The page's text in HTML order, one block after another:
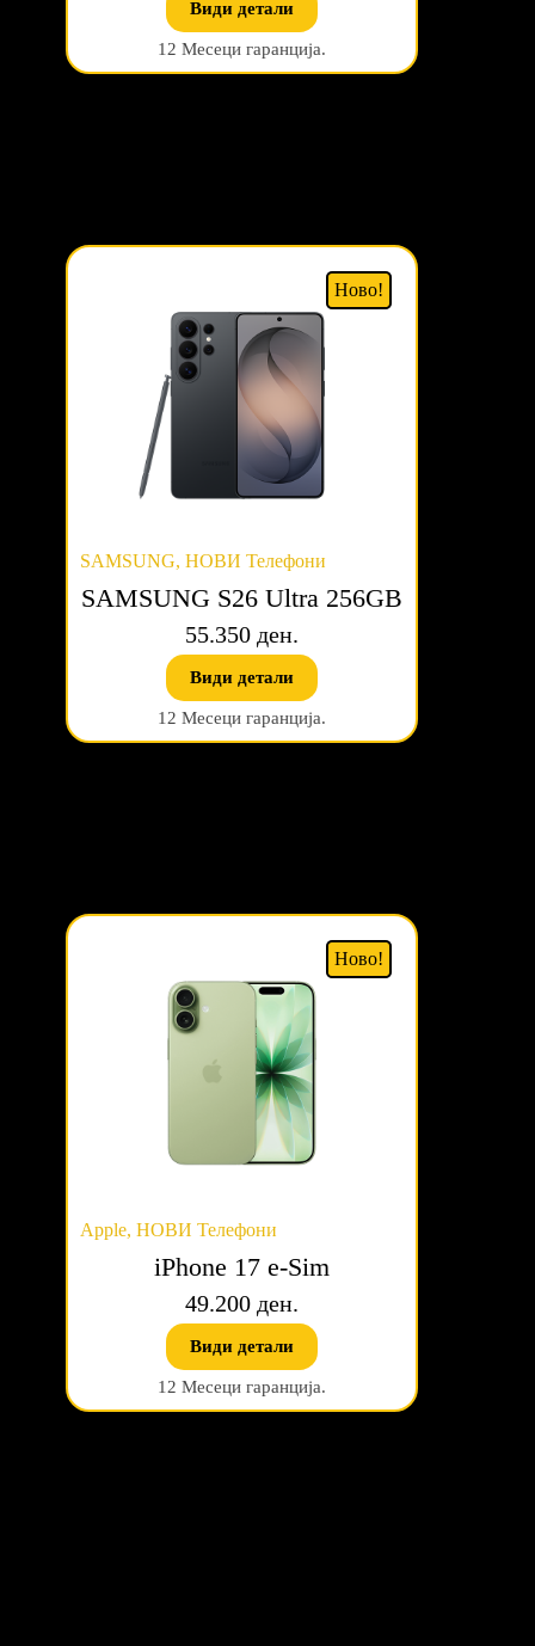
Види детали
12 Месеци гаранција.
Ново!
SAMSUNG, НОВИ Телефони
SAMSUNG S26 Ultra 256GB
55.350 ден.
Види детали
12 Месеци гаранција.
Ново!
Apple, НОВИ Телефони
iPhone 17 e-Sim
49.200 ден.
Види детали
12 Месеци гаранција.